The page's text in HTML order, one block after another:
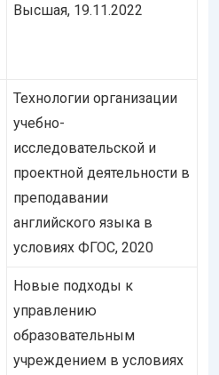
Высшая, 19.11.2022
Технологии организации
учебно-
исследовательской и
проектной деятельности в
преподавании
английского языка в
условиях ФГОС, 2020
Новые подходы к
управлению
образовательным
учреждением в условиях